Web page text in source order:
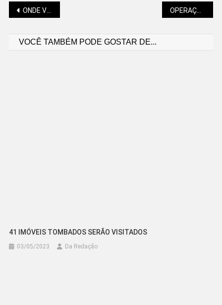
Navegação
ONDE VOTAR PARA O CONSELHO TUTELAR? OPERAÇÃO “MATA ATLÂNTICA EM PÉ” TEM INÍCIO
VOCÊ TAMBÉM PODE GOSTAR DE...
41 IMÓVEIS TOMBADOS SERÃO VISITADOS
03/05/2023 Da Redação